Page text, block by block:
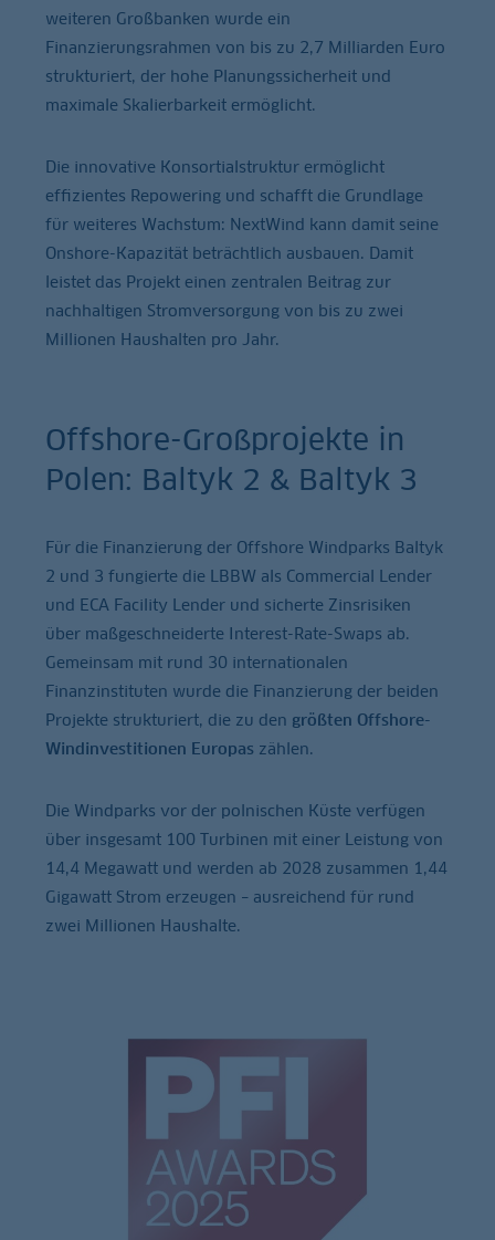
weiteren Großbanken wurde ein
Finanzierungsrahmen von bis zu 2,7 Milliarden Euro
strukturiert, der hohe Planungssicherheit und
maximale Skalierbarkeit ermöglicht.
Die innovative Konsortialstruktur ermöglicht
effizientes Repowering und schafft die Grundlage
für weiteres Wachstum: NextWind kann damit seine
Onshore-Kapazität beträchtlich ausbauen. Damit
leistet das Projekt einen zentralen Beitrag zur
nachhaltigen Stromversorgung von bis zu zwei
Millionen Haushalten pro Jahr.
Offshore-Großprojekte in
Polen: Baltyk 2 & Baltyk 3
Für die Finanzierung der Offshore Windparks Baltyk
2 und 3 fungierte die LBBW als Commercial Lender
und ECA Facility Lender und sicherte Zinsrisiken
über maßgeschneiderte Interest-Rate-Swaps ab.
Gemeinsam mit rund 30 internationalen
Finanzinstituten wurde die Finanzierung der beiden
Projekte strukturiert, die zu den größten Offshore-
Windinvestitionen Europas zählen.
Die Windparks vor der polnischen Küste verfügen
über insgesamt 100 Turbinen mit einer Leistung von
14,4 Megawatt und werden ab 2028 zusammen 1,44
Gigawatt Strom erzeugen – ausreichend für rund
zwei Millionen Haushalte.